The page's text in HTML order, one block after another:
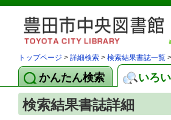
トップページ > 詳細検索 > 検索結果書誌一覧
かんたん検索 いろ
検索結果書誌詳細